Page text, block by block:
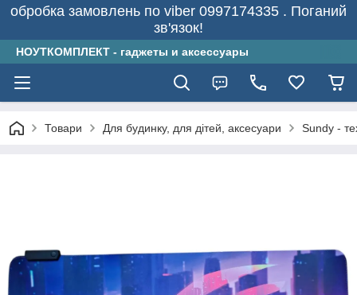
обробка замовлень по viber 0997174335 . Поганий
зв'язок!
НОУТКОМПЛЕКТ - гаджеты и аксессуары
Товари Для будинку, для дітей, аксесуари Sundy -